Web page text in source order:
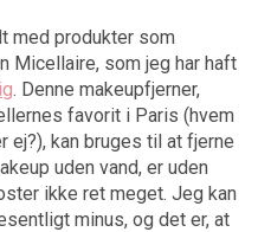
med produkter som
Micellaire, som jeg har haft
. Denne makeupfjerner,
favorit i Paris (hvem
ej?), kan bruges til at fjerne
uden vand, er uden
ikke ret meget. Jeg kan
minus, og det er, at